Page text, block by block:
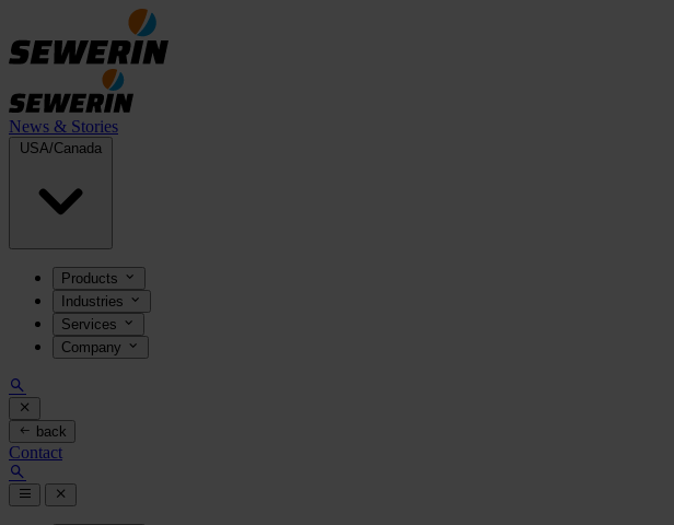
News & Stories
USA/Canada
Products
Industries
Services
Company
back
Contact